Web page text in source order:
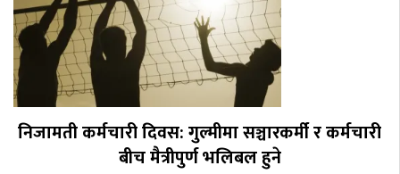
निजामती कर्मचारी दिवस: गुल्मीमा सञ्चारकर्मी र कर्मचारी
बीच मैत्रीपुर्ण भलिबल हुने